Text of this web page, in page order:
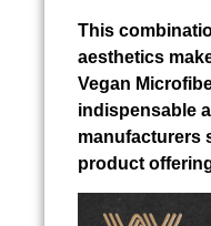
This
aesthetics
Vegan
indispensable
manufacturers
product